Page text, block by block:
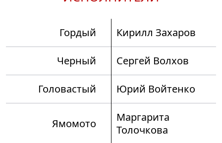
Гордый Кирилл Захаров
Черный Сергей Волхов
Головастый Юрий Войтенко
Ямомото
Маргарита
Толочкова